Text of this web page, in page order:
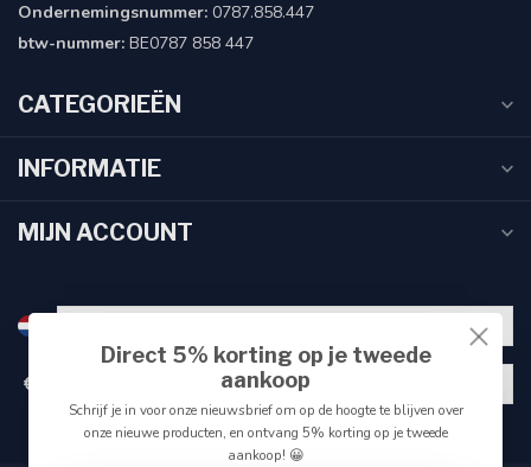
Ondernemingsnummer: 0787.858.447
btw-nummer: BE0787 858 447
CATEGORIEËN
INFORMATIE
MIJN ACCOUNT
€
Direct 5% korting op je tweede
aankoop
Schrijf je in voor onze nieuwsbrief om op de hoogte te blijven over
onze nieuwe producten, en ontvang 5% korting op je tweede
aankoop! 😀